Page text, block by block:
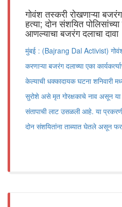
गोवंश तस्करी रोखणाऱ्या बजरंग
हत्या; दोन संशयित
आणल्याचा बजरंग दलाचा दावा
मुंबई : (Bajrang Dal Activist) गोवंश
करणाऱ्या बजरंग दलाच्या एका
केल्याची धक्कादायक घटना शनिवारी
सुरोशे असे मृत गोरक्षकाचे नाव असून
संतापाची लाट उसळली आहे. या
दोन संशयितांना ताब्यात घेतले असून